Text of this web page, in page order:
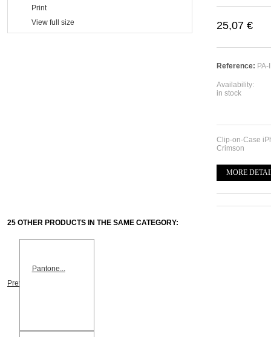
Print
View full size
25,07 €
Reference:
Availability:
in stock
Clip-on-Case
Crimson
MORE
25 OTHER PRODUCTS IN THE SAME CATEGORY:
Previous
Pantone...